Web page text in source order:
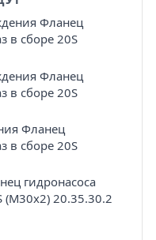
Фланец
в сборе 20S
Фланец
в сборе 20S
Фланец
в сборе 20S
гидронасоса
(M30x2) 20.35.30.2